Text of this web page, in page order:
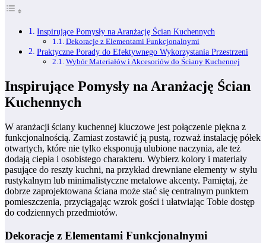
Inspirujące Pomysły na Aranżację Ścian Kuchennych
Dekoracje z Elementami Funkcjonalnymi
Praktyczne Porady do Efektywnego Wykorzystania Przestrzeni
Wybór Materiałów i Akcesoriów do Ściany Kuchennej
Inspirujące Pomysły na Aranżację Ścian
Kuchennych
W aranżacji ściany kuchennej kluczowe jest połączenie piękna z
funkcjonalnością. Zamiast zostawić ją pustą, rozważ instalację półek
otwartych, które nie tylko eksponują ulubione naczynia, ale też
dodają ciepła i osobistego charakteru. Wybierz kolory i materiały
pasujące do reszty kuchni, na przykład drewniane elementy w stylu
rustykalnym lub minimalistyczne metalowe akcenty. Pamiętaj, że
dobrze zaprojektowana ściana może stać się centralnym punktem
pomieszczenia, przyciągając wzrok gości i ułatwiając Tobie dostęp
do codziennych przedmiotów.
Dekoracje z Elementami Funkcjonalnymi